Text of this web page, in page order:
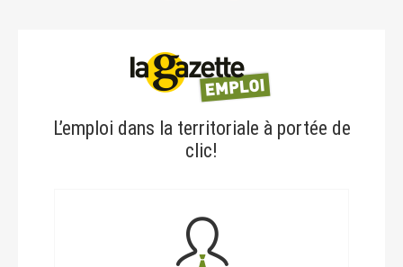
L’emploi dans la territoriale à portée de
clic!